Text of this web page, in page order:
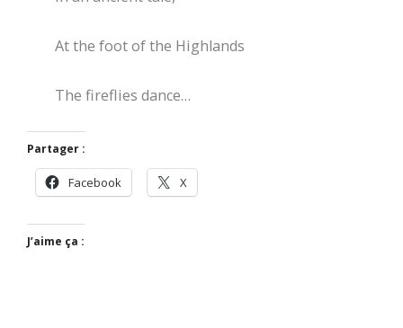
At the foot of the Highlands
The fireflies dance…
Partager :
Facebook X
J’aime ça :